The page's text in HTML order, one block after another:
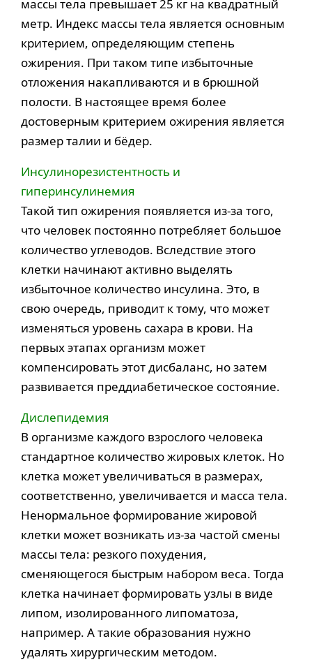
массы тела превышает 25 кг на квадратный
метр. Индекс массы тела является основным
критерием, определяющим степень
ожирения. При таком типе избыточные
отложения накапливаются и в брюшной
полости. В настоящее время более
достоверным критерием ожирения является
размер талии и бёдер.
Инсулинорезистентность и
гиперинсулинемия
Такой тип ожирения появляется из-за того,
что человек постоянно потребляет большое
количество углеводов. Вследствие этого
клетки начинают активно выделять
избыточное количество инсулина. Это, в
свою очередь, приводит к тому, что может
изменяться уровень сахара в крови. На
первых этапах организм может
компенсировать этот дисбаланс, но затем
развивается преддиабетическое состояние.
Дислепидемия
В организме каждого взрослого человека
стандартное количество жировых клеток. Но
клетка может увеличиваться в размерах,
соответственно, увеличивается и масса тела.
Ненормальное формирование жировой
клетки может возникать из-за частой смены
массы тела: резкого похудения,
сменяющегося быстрым набором веса. Тогда
клетка начинает формировать узлы в виде
липом, изолированного липоматоза,
например. А такие образования нужно
удалять хирургическим методом.